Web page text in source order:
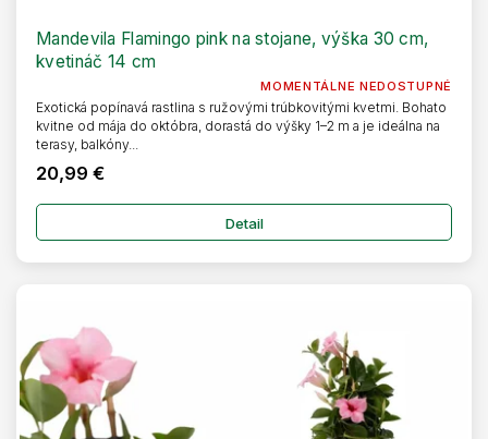
Mandevila Flamingo pink na stojane, výška 30 cm,
kvetináč 14 cm
MOMENTÁLNE NEDOSTUPNÉ
20,99 €
Detail
Exotická popínavá rastlina s ružovými trúbkovitými kvetmi. Bohato
kvitne od mája do októbra, dorastá do výšky 1–2 m a je ideálna na
terasy, balkóny...